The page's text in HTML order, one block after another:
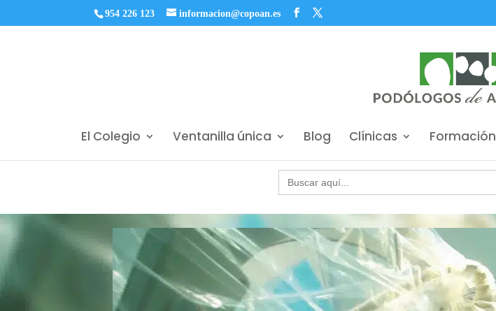
954 226 123 informacion@copoan.es
El Colegio Ventanilla única Blog Clínicas Formación
Buscar: